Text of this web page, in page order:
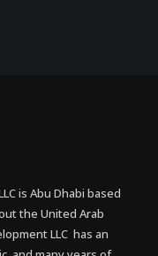
is Abu Dhabi based
the United Arab
LLC has an